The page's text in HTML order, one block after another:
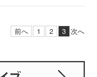
前へ 1 2 3 次へ